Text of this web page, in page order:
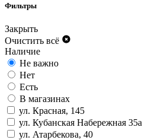
Фильтры
Закрыть
Очистить всё
Наличие
Не важно
Нет
Есть
В магазинах
ул. Красная, 145
ул. Кубанская Набережная 35а
ул. Атарбекова, 40